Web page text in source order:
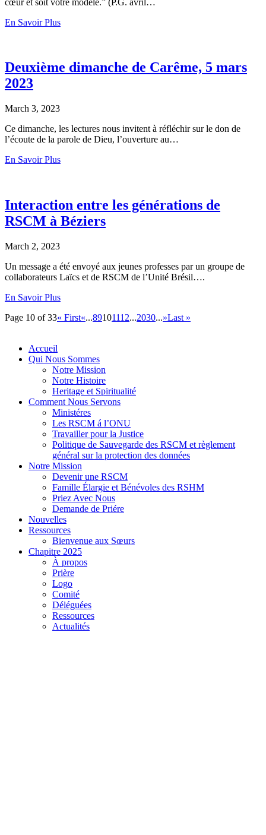
En Savoir Plus
Deuxième dimanche de Carême, 5 mars
2023
March 3, 2023
Ce dimanche, les lectures nous invitent à réfléchir sur le don de
l’écoute de la parole de Dieu, l’ouverture au…
En Savoir Plus
Interaction entre les générations de
RSCM à Béziers
March 2, 2023
Un message a été envoyé aux jeunes professes par un groupe de
collaborateurs Laïcs et de RSCM de l’Unité Brésil….
En Savoir Plus
Page 10 of 33« First«...89101112...2030...»Last »
Accueil
Qui Nous Sommes
Notre Mission
Notre Histoire
Heritage et Spiritualité
Comment Nous Servons
Ministéres
Les RSCM á l’ONU
Travailler pour la Justice
Politique de Sauvegarde des RSCM et règlement
général sur la protection des données
Notre Mission
Devenir une RSCM
Famille Élargie et Bénévoles des RSHM
Priez Avec Nous
Demande de Priére
Nouvelles
Ressources
Bienvenue aux Sœurs
Chapitre 2025
À propos
Prière
Logo
Comité
Déléguées
Ressources
Actualités